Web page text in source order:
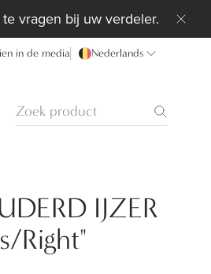
vragen bij uw verdeler.
in de media Nederlands
IJZER
Right"